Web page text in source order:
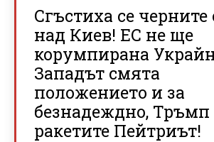
Сгъстиха се
над Киев! ЕС не ще
корумпирана
Западът смята
положението и за
безнадеждно, Тръмп
ракетите Пейтриът!